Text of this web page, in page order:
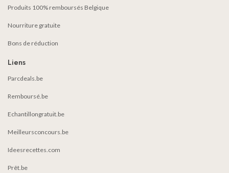
Produits 100% remboursés Belgique
Nourriture gratuite
Bons de réduction
Liens
Parcdeals.be
Remboursé.be
Echantillongratuit.be
Meilleursconcours.be
Ideesrecettes.com
Prêt.be